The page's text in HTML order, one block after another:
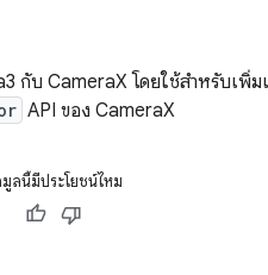
กับ CameraX โดยใช้สำหรับเ
API ของ CameraX
ลนี้มีประโยชน์ไหม